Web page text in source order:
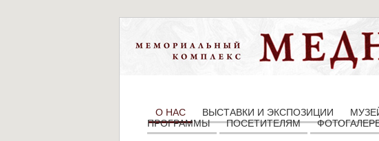
О НАС ВЫСТАВКИ И ЭКСПОЗИЦИИ
ПРОГРАММЫ
ПОСЕТИТЕЛЯМ